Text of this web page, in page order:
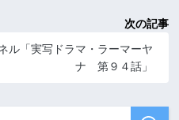
次の記事
ル「実写ドラマ・ラーマーヤ
ナ 第９４話」